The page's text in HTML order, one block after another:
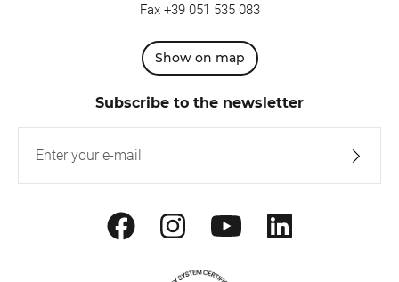
Fax +39 051 535 083
Show on map
Subscribe to the newsletter